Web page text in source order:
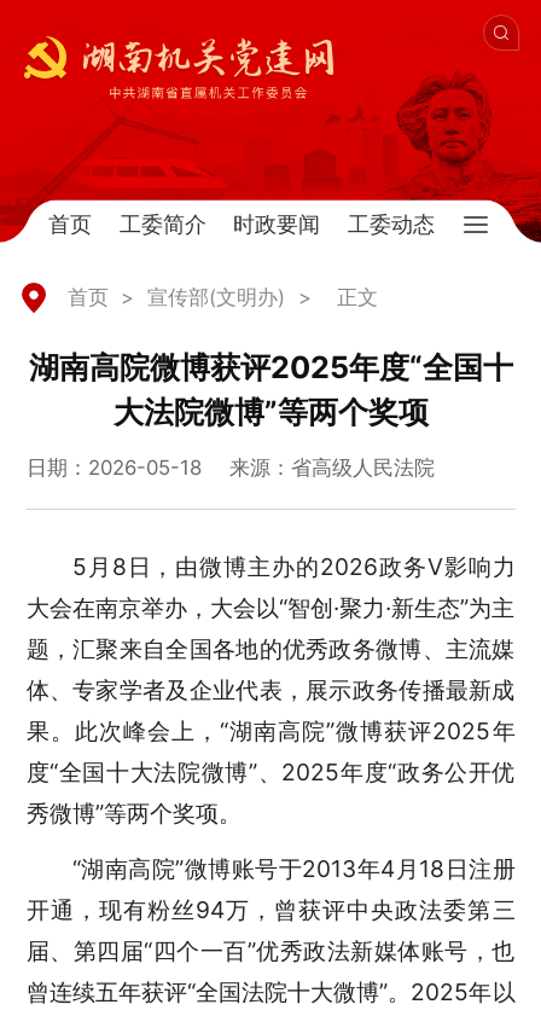
首页 工委简介 时政要闻 工委动态
首页 > 宣传部(文明办) > 正文
湖南高院微博获评2025年度“全国十
大法院微博”等两个奖项
日期：2026-05-18 来源：省高级人民法院
5月8日，由微博主办的2026政务V影响力
大会在南京举办，大会以“智创·聚力·新生态”为主
题，汇聚来自全国各地的优秀政务微博、主流媒
体、专家学者及企业代表，展示政务传播最新成
果。此次峰会上，“湖南高院”微博获评2025年
度“全国十大法院微博”、2025年度“政务公开优
秀微博”等两个奖项。
“湖南高院”微博账号于2013年4月18日注册
开通，现有粉丝94万，曾获评中央政法委第三
届、第四届“四个一百”优秀政法新媒体账号，也
曾连续五年获评“全国法院十大微博”。2025年以